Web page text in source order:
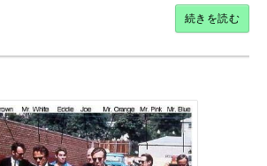
続きを読む